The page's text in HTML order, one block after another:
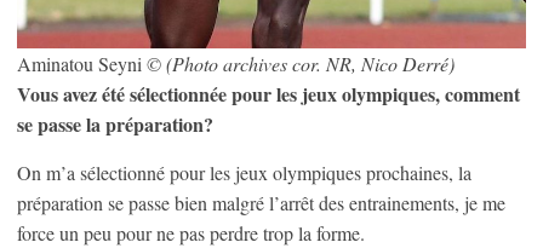
Aminatou Seyni© (Photo archives cor. NR, Nico Derré)
Vous avez été sélectionnée pour les jeux olympiques, comment
se passe la préparation?
On m’a sélectionné pour les jeux olympiques prochaines, la
préparation se passe bien malgré l’arrêt des entrainements, je me
force un peu pour ne pas perdre trop la forme.